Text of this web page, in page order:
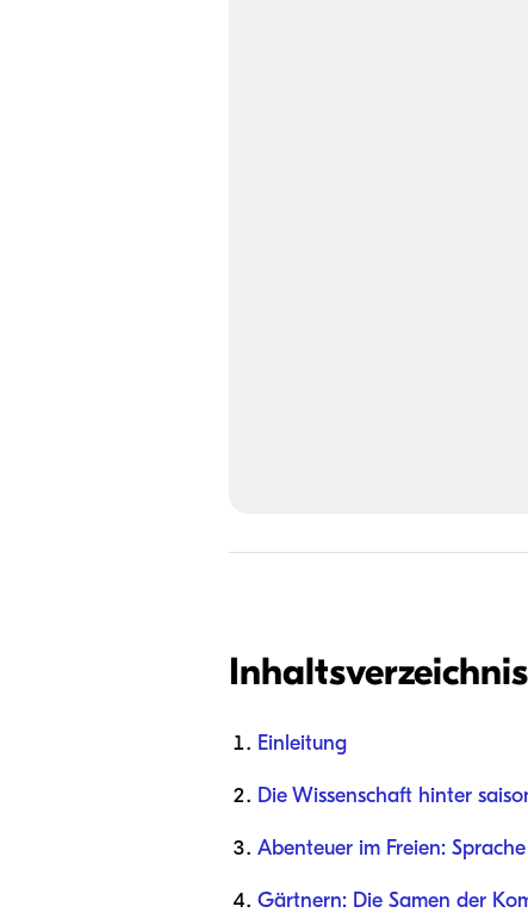
Inhaltsverzeichnis
Einleitung
Die Wissenschaft hinter
Abenteuer im Freien:
Gärtnern: Die Samen der